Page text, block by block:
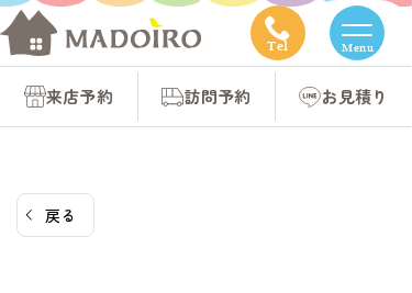
コ
ン
Tel Menu
来店予約 訪問予約 お見積り
戻る